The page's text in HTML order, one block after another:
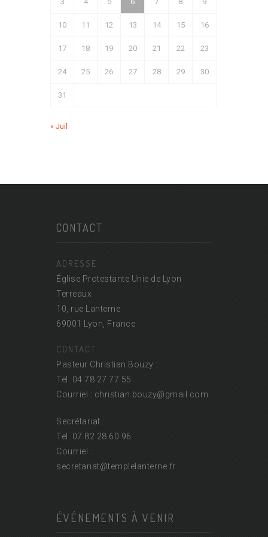
10 11 12 13 14 15 16
17 18 19 20 21 22 23
24 25 26 27 28 29 30
31
« Juil
CONTACT
ADRESSE
Église Protestante Unie de Lyon
Terreaux
10, rue Lanterne
69001 Lyon, France
CONTACT
Pasteur Christian Bouzy :
Tel. 04 78 27 77 55
Courriel : christian.bouzy@gmail.com
Secrétariat :
Tel. 07 82 28 60 96
Courriel :
secretariat@templelanterne.fr
ÉVÉNEMENTS À VENIR